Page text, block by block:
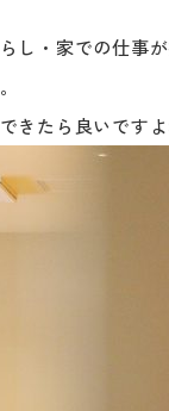
し・家での仕事
きたら良いですよ